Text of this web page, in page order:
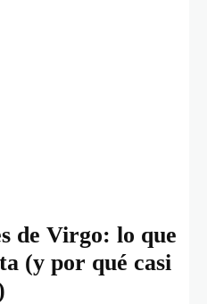
de Virgo: lo que
(y por qué casi